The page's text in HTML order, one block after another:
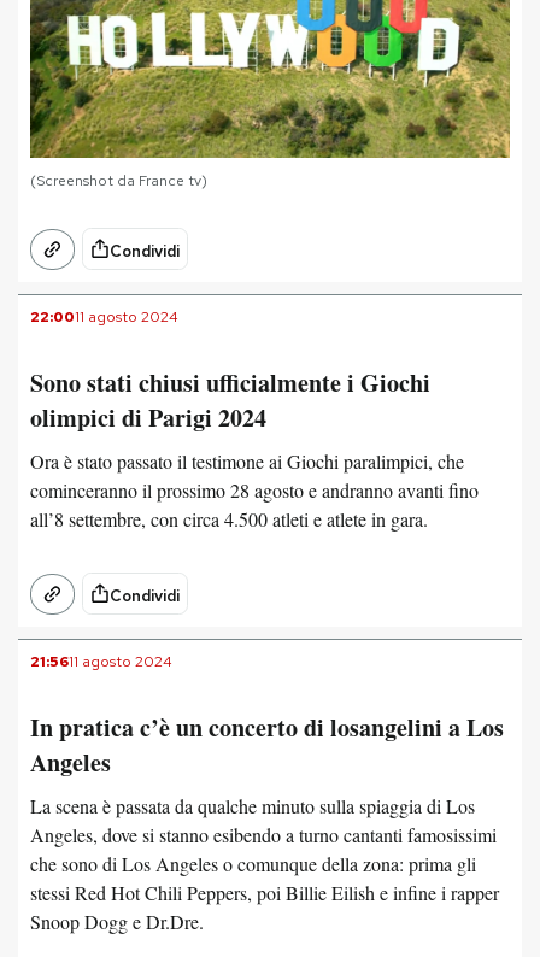
(Screenshot da France tv)
Condividi
22:0011 agosto 2024
Sono stati chiusi ufficialmente i Giochi
olimpici di Parigi 2024
Ora è stato passato il testimone ai Giochi paralimpici, che
cominceranno il prossimo 28 agosto e andranno avanti fino
all’8 settembre, con circa 4.500 atleti e atlete in gara.
Condividi
21:5611 agosto 2024
In pratica c’è un concerto di losangelini a Los
Angeles
La scena è passata da qualche minuto sulla spiaggia di Los
Angeles, dove si stanno esibendo a turno cantanti famosissimi
che sono di Los Angeles o comunque della zona: prima gli
stessi Red Hot Chili Peppers, poi Billie Eilish e infine i rapper
Snoop Dogg e Dr.Dre.